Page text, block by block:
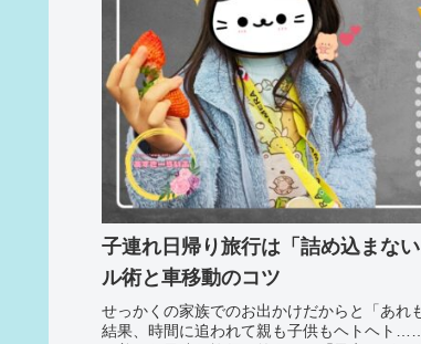
子連れ日帰り旅行は「詰め込まな
ル術と車移動のコツ
せっかくの家族でのお出かけだからと「あれ
結果、時間に追われて親も子供もヘトヘト